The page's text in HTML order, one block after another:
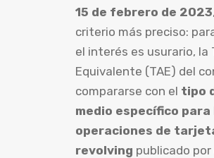
15 de febrero de 2023
criterio más preciso:
el interés es usurario, la
Equivalente (TAE) del
compararse con el tipo
medio específico para
operaciones de
revolving publicado por